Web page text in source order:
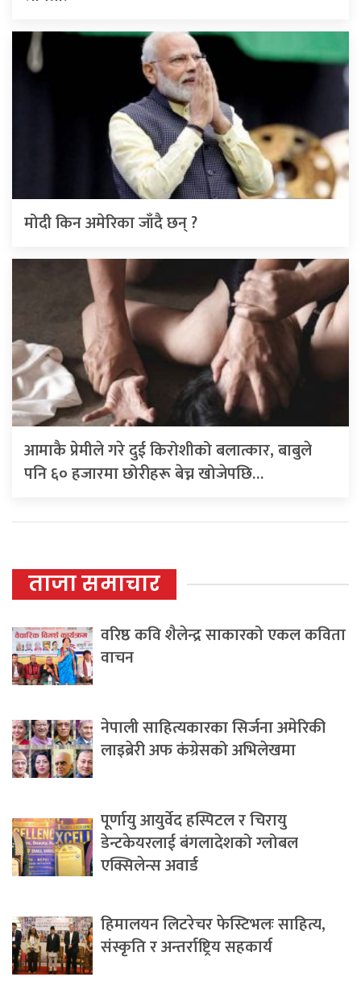
मोदी किन अमेरिका जाँदै छन् ?
आमाकै प्रेमीले गरे दुई किरोशीको बलात्कार, बाबुले
पनि ६० हजारमा छोरीहरू बेच्न खोजेपछि…
ताजा समाचार
वरिष्ठ कवि शैलेन्द्र साकारको एकल कविता
वाचन
नेपाली साहित्यकारका सिर्जना अमेरिकी
लाइब्रेरी अफ कंग्रेसको अभिलेखमा
पूर्णायु आयुर्वेद हस्पिटल र चिरायु
डेन्टकेयरलाई बंगलादेशको ग्लोबल
एक्सिलेन्स अवार्ड
हिमालयन लिटरेचर फेस्टिभलः साहित्य,
संस्कृति र अन्तर्राष्ट्रिय सहकार्य